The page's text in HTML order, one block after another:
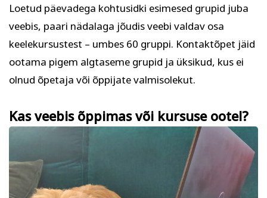
Kodu ja köök Aiandus ja lilleseade
Veebi- ja videoõpe
Loetud päevadega kohtusidki esimesed grupid juba
veebis, paari nädalaga jõudis veebi valdav osa
keelekursustest – umbes 60 gruppi. Kontaktõpet jäid
ootama pigem algtaseme grupid ja üksikud, kus ei
olnud õpetaja või õppijate valmisolekut.
Kas veebis õppimas või kursuse ootel?